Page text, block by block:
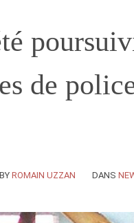
de
BY ROMAIN UZZAN DANS